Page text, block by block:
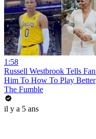
1:58
Russell Westbrook Tells
Him To How To Play Better
The Fumble
il y a 5 ans